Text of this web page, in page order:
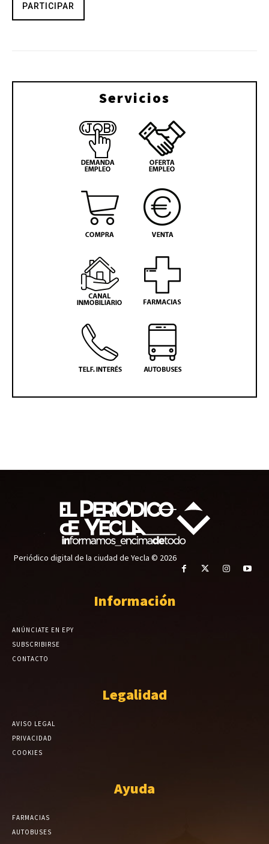
PARTICIPAR
Servicios
Periódico digital de la ciudad de Yecla © 2026
Información
ANÚNCIATE EN EPY
SUBSCRIBIRSE
CONTACTO
Legalidad
AVISO LEGAL
PRIVACIDAD
COOKIES
Ayuda
FARMACIAS
AUTOBUSES